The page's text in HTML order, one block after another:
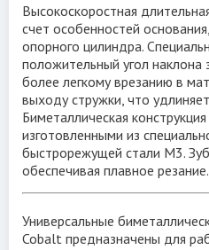
Высокоскоростная
счет особенностей
опорного цилиндра.
положительный угол наклона
более легкому врезанию в
выходу стружки, что
Биметаллическая конструкция
изготовленными из
быстрорежущей стали M3.
обеспечивая плавное резание.
Универсальные
Cobalt предназначены для
Сверлим нержавейку
коронкой MORSE